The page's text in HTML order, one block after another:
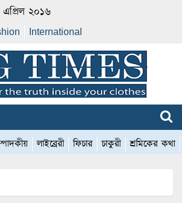
২০১৬
International
লাইব্রেরী ফিচার চাকুরী শ্রমিকের কথা